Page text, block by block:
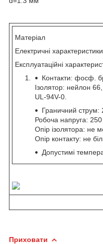
Матеріал
Електричні характеристики
Експлуатаційні
Контакти: фосф.
Ізолятор: нейлон
UL-94V-0.
Граничний струм:
Робоча напруга:
Опір ізолятора:
Опір контакту: не
Допустимі
Приховати